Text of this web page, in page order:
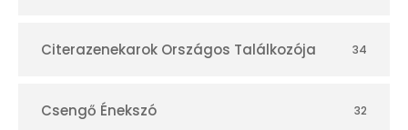
r
Citerazenekarok Országos Találkozója 34
Csengő Énekszó 32